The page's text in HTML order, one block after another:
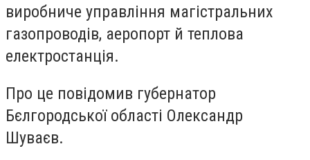
виробниче управління магістральних
газопроводів, аеропорт й теплова
електростанція.
Про це повідомив губернатор
Бєлгородської області Олександр
Шуваєв.